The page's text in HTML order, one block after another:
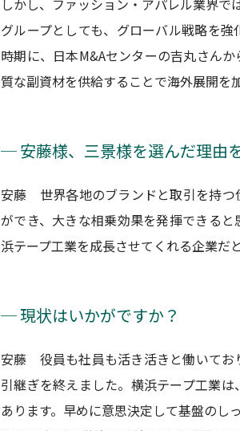
しかし、ファッション・アパレル業界
グループとしても、グローバル戦略を
時期に、日本M&Aセンターの吉丸さん
質な副資材を供給することで海外展開を
─ 安藤様、三景様を選んだ理由
安藤 世界各地のブランドと取引を持つ
ができ、大きな相乗効果を発揮できる
浜テープ工業を成長させてくれる企業だ
─ 現状はいかがですか？
安藤 役員も社員も活き活きと働いてお
引継ぎを終えました。横浜テープ工業
あります。早めに意思決定して基盤のし